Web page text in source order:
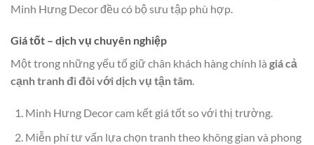
Minh Hưng Decor đều có bộ sưu tập phù hợp.
Giá tốt – dịch vụ chuyên nghiệp
Một trong những yếu tố giữ chân khách hàng chính là giá cả
cạnh tranh đi đôi với dịch vụ tận tâm.
Minh Hưng Decor cam kết giá tốt so với thị trường.
Miễn phí tư vấn lựa chọn tranh theo không gian và phong